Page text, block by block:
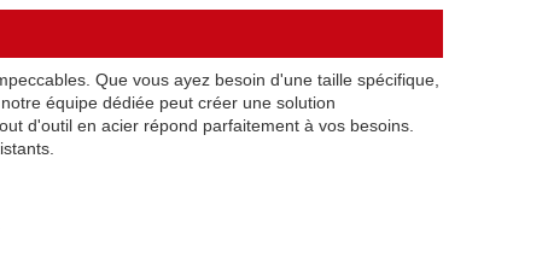
Que vous ayez besoin d'une taille spécifique,
équipe dédiée peut créer une solution
d'outil en acier répond parfaitement à vos besoins.